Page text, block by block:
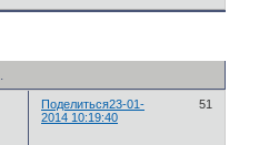
Поделиться 51
23-01-
2014 10:19:40